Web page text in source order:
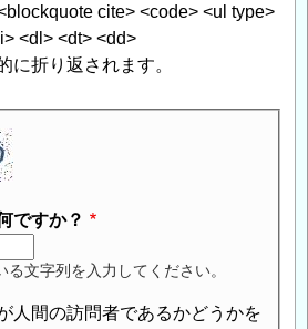
cite> <code> <ul type>
<dl> <dt> <dd>
に折り返されます。
ですか？
る文字列を入力してください。
人間の訪問者であるかどうかを